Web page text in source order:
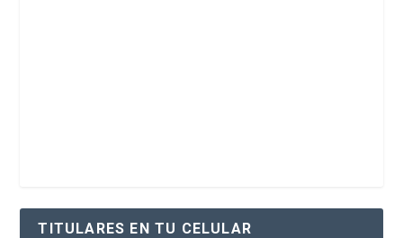
TITULARES EN TU CELULAR